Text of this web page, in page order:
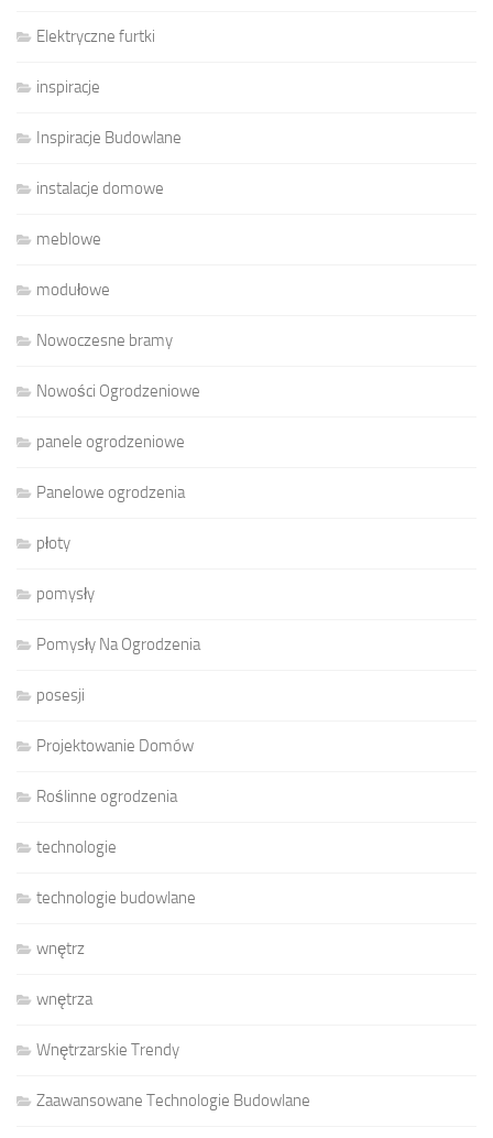
Elektryczne furtki
inspiracje
Inspiracje Budowlane
instalacje domowe
meblowe
modułowe
Nowoczesne bramy
Nowości Ogrodzeniowe
panele ogrodzeniowe
Panelowe ogrodzenia
płoty
pomysły
Pomysły Na Ogrodzenia
posesji
Projektowanie Domów
Roślinne ogrodzenia
technologie
technologie budowlane
wnętrz
wnętrza
Wnętrzarskie Trendy
Zaawansowane Technologie Budowlane